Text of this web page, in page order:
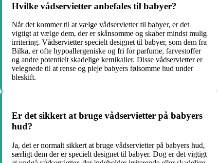
Hvilke vådservietter anbefales til babyer?
Når det kommer til at vælge vådservietter til babyer, er det
vigtigt at vælge dem, der er skånsomme og skaber mindst mulig
irritering. Vådservietter specielt designet til babyer, som dem fra
Bilka, er ofte hypoallergeniske og fri for parfume, farvestoffer
og andre potentielt skadelige kemikalier. Disse vådservietter er
velegnede til at rense og pleje babyers følsomme hud under
bleskift.
Er det sikkert at bruge vådservietter på babyers
hud?
Ja, det er normalt sikkert at bruge vådservietter på babyers hud,
særligt dem der er specielt designet til babyer. Dog er det vigtigt